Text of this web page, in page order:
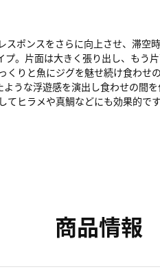
ポンスをさらに向上させ、滞空
。片面は大きく張り出し、もう
りと魚にジグを魅せ続け食わせ
うな浮遊感を演出し食わせの間
てヒラメや真鯛などにも効果的で
商品情報